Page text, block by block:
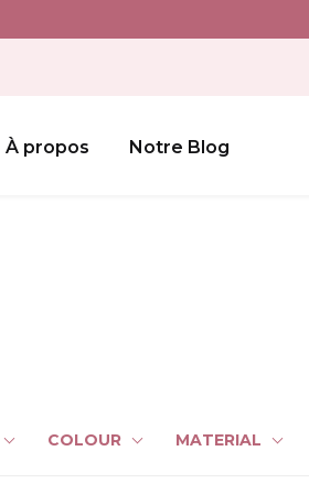
À propos Notre Blog
COLOUR MATERIAL